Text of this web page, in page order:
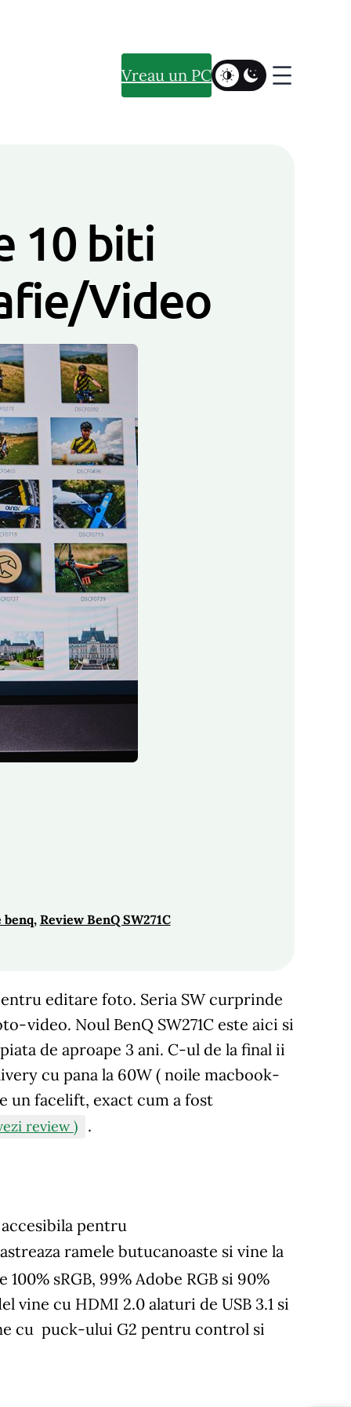
Vreau un PC
10 biti
Video
benq, Review BenQ SW271C
editare foto. Seria SW curprinde
video. Noul BenQ SW271C este aici si
de aproape 3 ani. C-ul de la final ii
cu pana la 60W ( noile macbook-
un facelift, exact cum a fost
review ) .
accesibila pentru
ramele butucanoaste si vine la
sRGB, 99% Adobe RGB si 90%
vine cu HDMI 2.0 alaturi de USB 3.1 si
cu puck-ului G2 pentru control si